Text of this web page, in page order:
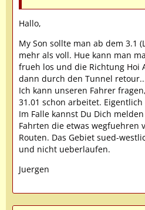
Hallo,
My Son sollte man ab dem 3.1
mehr als voll. Hue kann man
frueh los und die Richtung Hoi
dann durch den Tunnel
Ich kann unseren Fahrer
31.01 schon arbeitet.
Im Falle kannst Du Dich
Fahrten die etwas wegfuehren
Routen. Das Gebiet sued-
und nicht ueberlaufen.
Juergen